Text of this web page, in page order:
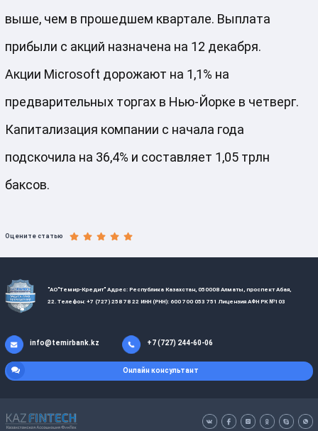
выше, чем в прошедшем квартале. Выплата
прибыли с акций назначена на 12 декабря.
Акции Microsoft дорожают на 1,1% на
предварительных торгах в Нью-Йорке в четверг.
Капитализация компании с начала года
подскочила на 36,4% и составляет 1,05 трлн
баксов.
Оцените статью
"АО"Темир-Кредит" Адрес: Республика Казахстан, 050008 Алматы, проспект Абая,
22. Телефон: +7 (727) 258 78 22 ИНН (РНН): 600 700 053 751 Лицензия АФН РК №103
info@temirbank.kz +7 (727) 244-60-06
Онлайн консультант